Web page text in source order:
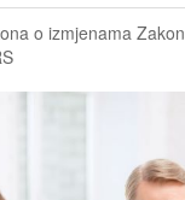
o izmjenama